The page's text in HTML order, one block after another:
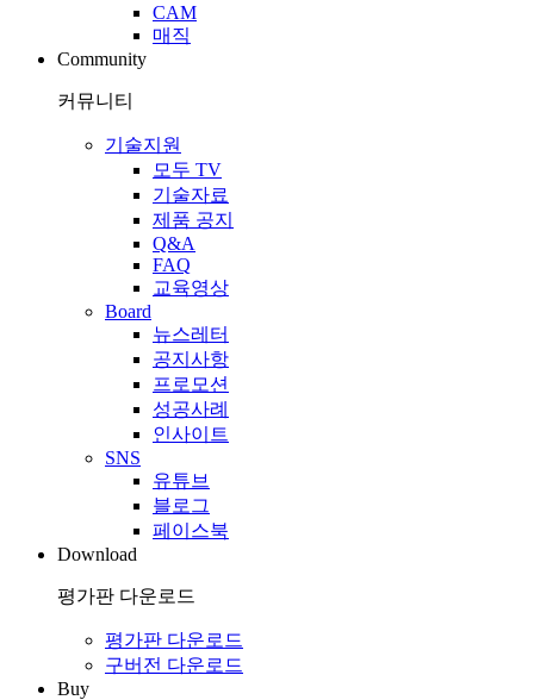
CAM
매직
Community
커뮤니티
기술지원
모두 TV
기술자료
제품 공지
Q&A
FAQ
교육영상
Board
뉴스레터
공지사항
프로모션
성공사례
인사이트
SNS
유튜브
블로그
페이스북
Download
평가판 다운로드
평가판 다운로드
구버전 다운로드
Buy